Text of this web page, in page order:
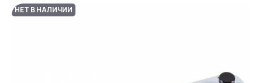
НЕТ В НАЛИЧИИ